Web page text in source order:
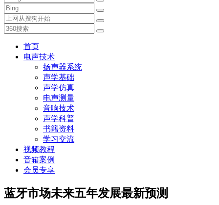
首页
电声技术
扬声器系统
声学基础
声学仿真
电声测量
音响技术
声学科普
书籍资料
学习交流
视频教程
音箱案例
会员专享
蓝牙市场未来五年发展最新预测